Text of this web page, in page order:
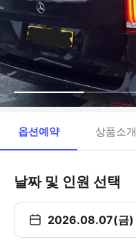
옵션예약 상품소개
날짜 및 인원 선택
2026.08.07(금)